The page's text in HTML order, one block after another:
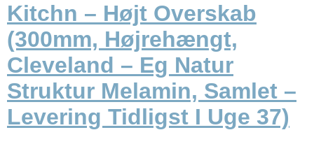
Kitchn – Højt Overskab
(300mm, Højrehængt,
Cleveland – Eg Natur
Struktur Melamin, Samlet –
Levering Tidligst I Uge 37)